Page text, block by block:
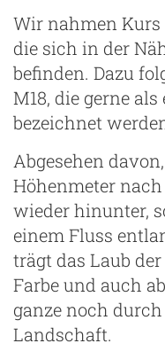
Wir nahmen Kurs
die sich in der
befinden. Dazu
M18, die gerne
bezeichnet
Abgesehen
Höhenmeter
wieder hinunter,
einem Fluss
trägt das Laub
Farbe und auch
ganze noch
Landschaft.